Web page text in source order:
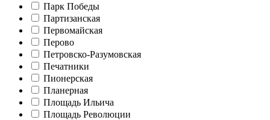
Парк Победы
Партизанская
Первомайская
Перово
Петровско-Разумовская
Печатники
Пионерская
Планерная
Площадь Ильича
Площадь Революции